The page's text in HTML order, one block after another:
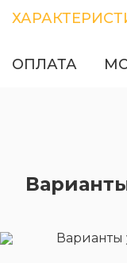
ОПЛАТА